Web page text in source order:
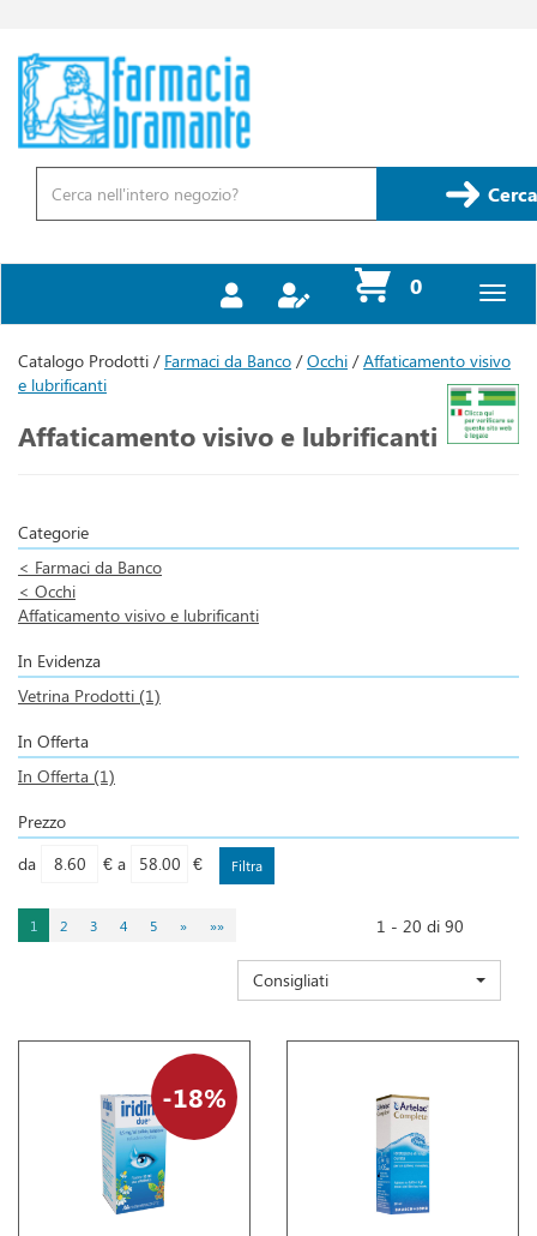
contenuto
principale
Farmacia
Bramante
Prodotto
0prodotti
inseriti
Catalogo Prodotti / Farmaci da Banco /Occhi /Affaticamento visivo
e lubrificanti
Affaticamento visivo e lubrificanti
Categorie
< Farmaci da Banco
< Occhi
Affaticamento visivo e lubrificanti
In Evidenza
Vetrina Prodotti (1)
In Offerta
In Offerta (1)
Prezzo
filtra
da €
filtra
a €
1 2 3 4 5 » »» 1 - 20 di 90
Consigliati
18%